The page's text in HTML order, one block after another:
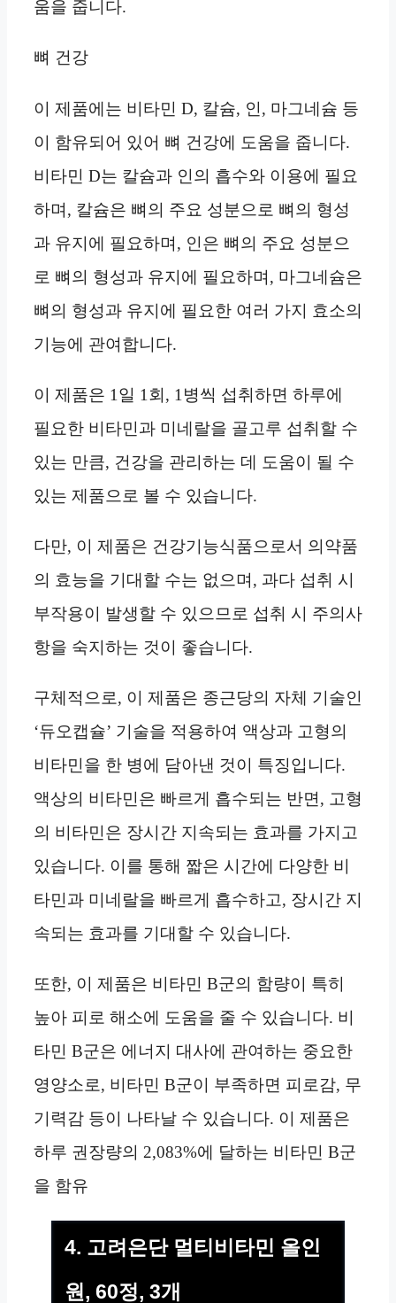
움을 줍니다.
뼈 건강
이 제품에는 비타민 D, 칼슘, 인, 마그네슘 등
이 함유되어 있어 뼈 건강에 도움을 줍니다.
비타민 D는 칼슘과 인의 흡수와 이용에 필요
하며, 칼슘은 뼈의 주요 성분으로 뼈의 형성
과 유지에 필요하며, 인은 뼈의 주요 성분으
로 뼈의 형성과 유지에 필요하며, 마그네슘은
뼈의 형성과 유지에 필요한 여러 가지 효소의
기능에 관여합니다.
이 제품은 1일 1회, 1병씩 섭취하면 하루에
필요한 비타민과 미네랄을 골고루 섭취할 수
있는 만큼, 건강을 관리하는 데 도움이 될 수
있는 제품으로 볼 수 있습니다.
다만, 이 제품은 건강기능식품으로서 의약품
의 효능을 기대할 수는 없으며, 과다 섭취 시
부작용이 발생할 수 있으므로 섭취 시 주의사
항을 숙지하는 것이 좋습니다.
구체적으로, 이 제품은 종근당의 자체 기술인
‘듀오캡슐’ 기술을 적용하여 액상과 고형의
비타민을 한 병에 담아낸 것이 특징입니다.
액상의 비타민은 빠르게 흡수되는 반면, 고형
의 비타민은 장시간 지속되는 효과를 가지고
있습니다. 이를 통해 짧은 시간에 다양한 비
타민과 미네랄을 빠르게 흡수하고, 장시간 지
속되는 효과를 기대할 수 있습니다.
또한, 이 제품은 비타민 B군의 함량이 특히
높아 피로 해소에 도움을 줄 수 있습니다. 비
타민 B군은 에너지 대사에 관여하는 중요한
영양소로, 비타민 B군이 부족하면 피로감, 무
기력감 등이 나타날 수 있습니다. 이 제품은
하루 권장량의 2,083%에 달하는 비타민 B군
을 함유
4. 고려은단 멀티비타민 올인
원, 60정, 3개